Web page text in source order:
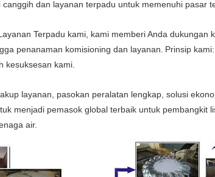
dan layanan terpadu untuk memenuhi pasar
Terpadu kami, kami memberi Anda dukungan
penanaman komisioning dan layanan. Prinsip
kesuksesan kami.
layanan, pasokan peralatan lengkap, solusi
menjadi pemasok global terbaik untuk pembangkit
air.